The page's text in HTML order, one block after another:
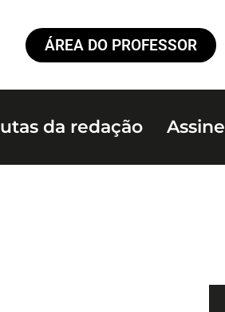
ÁREA DO PROFESSOR
da redação Assine